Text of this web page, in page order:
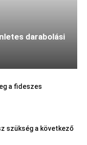
darabolási
a fideszes
szükség a következő